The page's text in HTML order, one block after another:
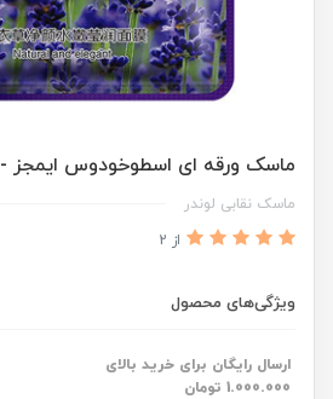
ماسک‌ ورقه ای اسطوخودوس ایمجز - IMAGES
ماسک نقابی لوندر
از 2
ویژگی‌های محصول
ارسال رایگان برای خرید بالای
1.000.000 تومان